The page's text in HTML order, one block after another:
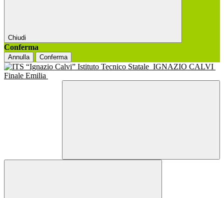
Chiudi
Conferma
Annulla Conferma
Istituto Tecnico Statale IGNAZIO CALVI
Finale Emilia